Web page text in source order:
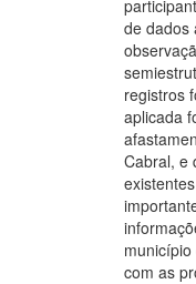
de dados
registros
aplicada
Cabral, e
com as